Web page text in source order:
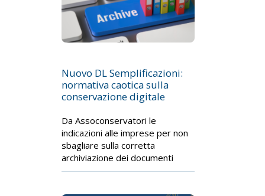
Nuovo DL Semplificazioni:
normativa caotica sulla
conservazione digitale
Da Assoconservatori le
indicazioni alle imprese per non
sbagliare sulla corretta
archiviazione dei documenti